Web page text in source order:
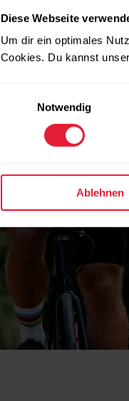
Diese Webseite
Um dir ein optimales
Cookies. Du kannst
Notwendig
Ablehnen